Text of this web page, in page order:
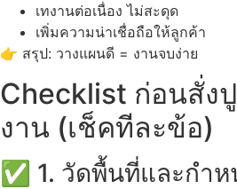
เทงานต่อเนื่อง ไม่สะดุด
เพิ่มความน่าเชื่อถือให้ลูกค้า
👉 สรุป: วางแผนดี = งานจบง่าย
Checklist ก่อนสั่ง
งาน (เช็คทีละข้อ)
✅ 1. วัดพื้นที่และกำ